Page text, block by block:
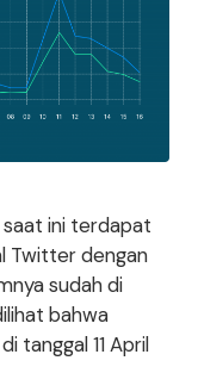
saat ini terdapat
Twitter dengan
sudah di
bahwa
tanggal 11 April